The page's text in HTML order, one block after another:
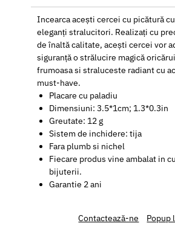
Incearca acești cercei cu picătură
eleganți stralucitori. Realizați cu
de înaltă calitate, acești cercei vor
siguranță o strălucire magică
frumoasa si straluceste radiant cu
must-have.
Placare cu paladiu
Dimensiuni: 3.5*1cm; 1.3*0.3in
Greutate: 12 g
Sistem de inchidere: tija
Fara plumb si nichel
Fiecare produs vine ambalat in
bijuterii.
Garantie 2 ani
Contactează-ne Popup